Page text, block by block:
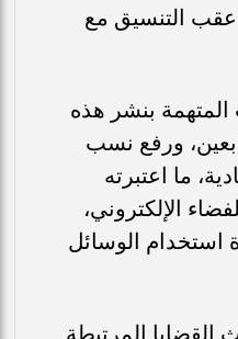
عقب التنسيق مع
المتهمة بنشر هذه
ورفع نسب
ما اعتبرته
الإلكتروني،
استخدام الوسائل
القضايا المرتبطة